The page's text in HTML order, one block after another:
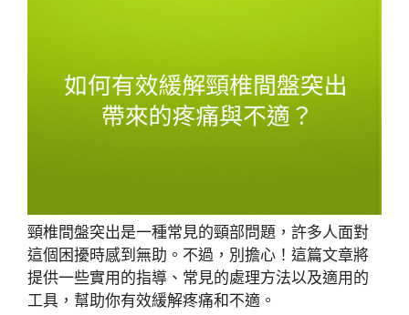
頸椎間盤突出是一種常見的頸部問題，許多人面對
這個困擾時感到無助。不過，別擔心！這篇文章將
提供一些實用的指導、常見的處理方法以及適用的
工具，幫助你有效緩解疼痛和不適。